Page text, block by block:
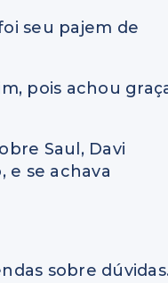
seu pajem de
pois achou
Saul, Davi
e se achava
sobre